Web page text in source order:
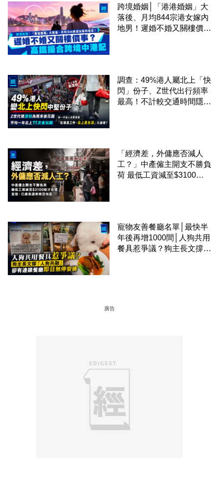
跨境婚姻│「港港婚姻」大
落後、月均844宗港女嫁內
地男！遲婚不婚又關樓價
調查：49%港人屬北上「快
閃」份子、Z世代出行頻率
最高！不計較交通時間隱形
「經濟差，外傭應否減人
工？」中產僱主開支不勝負
荷 最低工資減至$3100蚊
寵物友善餐廳名單│最快半
年後再增1000間│人狗共用
餐具惹爭議？狗主長文撐
廣告